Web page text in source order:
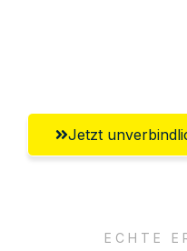
Jetzt
ECHTE